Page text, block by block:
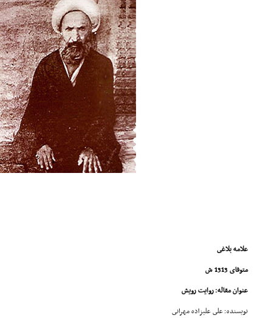
علامه بلاغى
متوفاى 1313 ش
عنوان مقاله: روایت رویش
نویسنده: على علیزاده مهرانى